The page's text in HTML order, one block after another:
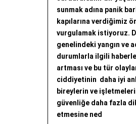
sunmak adına panik
kapılarına verdiğimiz
vurgulamak istiyoruz.
genelindeki yangın ve
durumlarla ilgili
artması ve bu tür
ciddiyetinin daha iyi
bireylerin ve
güvenliğe daha fazla
etmesine ned